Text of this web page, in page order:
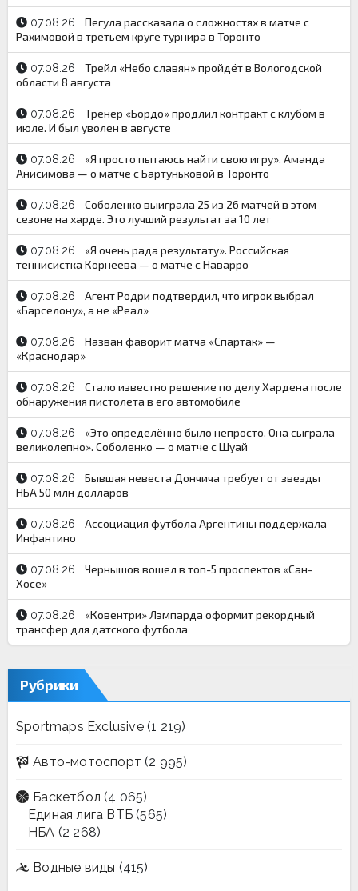
07.08.26
Пегула рассказала о сложностях в матче с
Рахимовой в третьем круге турнира в Торонто
07.08.26
Трейл «Небо славян» пройдёт в Вологодской
области 8 августа
07.08.26
Тренер «Бордо» продлил контракт с клубом в
июле. И был уволен в августе
07.08.26
«Я просто пытаюсь найти свою игру». Аманда
Анисимова — о матче с Бартуньковой в Торонто
07.08.26
Соболенко выиграла 25 из 26 матчей в этом
сезоне на харде. Это лучший результат за 10 лет
07.08.26
«Я очень рада результату». Российская
теннисистка Корнеева — о матче с Наварро
07.08.26
Агент Родри подтвердил, что игрок выбрал
«Барселону», а не «Реал»
07.08.26
Назван фаворит матча «Спартак» —
«Краснодар»
07.08.26
Стало известно решение по делу Хардена после
обнаружения пистолета в его автомобиле
07.08.26
«Это определённо было непросто. Она сыграла
великолепно». Соболенко — о матче с Шуай
07.08.26
Бывшая невеста Дончича требует от звезды
НБА 50 млн долларов
07.08.26
Ассоциация футбола Аргентины поддержала
Инфантино
07.08.26
Чернышов вошел в топ-5 проспектов «Сан-
Хосе»
07.08.26
«Ковентри» Лэмпарда оформит рекордный
трансфер для датского футбола
Рубрики
Sportmaps Exclusive(1 219)
Авто-мотоспорт (2 995)
Баскетбол (4 065)
Единая лига ВТБ (565)
НБА (2 268)
Водные виды (415)